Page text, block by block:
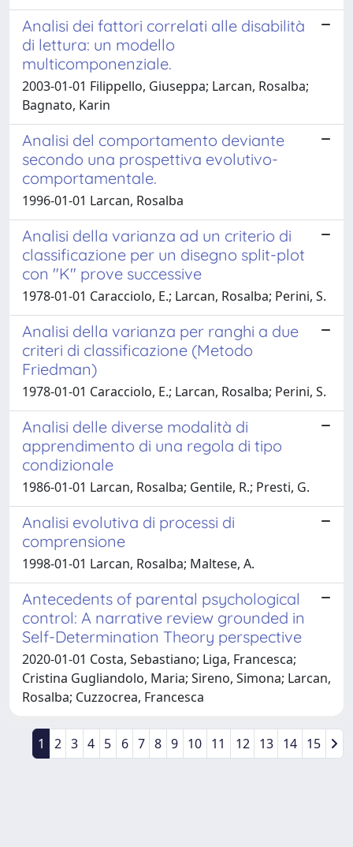
Analisi dei fattori correlati alle disabilità
di lettura: un modello
multicomponenziale.
2003-01-01 Filippello, Giuseppa; Larcan, Rosalba;
Bagnato, Karin
Analisi del comportamento deviante
secondo una prospettiva evolutivo-
comportamentale.
1996-01-01 Larcan, Rosalba
Analisi della varianza ad un criterio di
classificazione per un disegno split-plot
con "K" prove successive
1978-01-01 Caracciolo, E.; Larcan, Rosalba; Perini, S.
Analisi della varianza per ranghi a due
criteri di classificazione (Metodo
Friedman)
1978-01-01 Caracciolo, E.; Larcan, Rosalba; Perini, S.
Analisi delle diverse modalità di
apprendimento di una regola di tipo
condizionale
1986-01-01 Larcan, Rosalba; Gentile, R.; Presti, G.
Analisi evolutiva di processi di
comprensione
1998-01-01 Larcan, Rosalba; Maltese, A.
Antecedents of parental psychological
control: A narrative review grounded in
Self-Determination Theory perspective
2020-01-01 Costa, Sebastiano; Liga, Francesca;
Cristina Gugliandolo, Maria; Sireno, Simona; Larcan,
Rosalba; Cuzzocrea, Francesca
1 2 3 4 5 6 7 8 9 10 11 12 13 14 15